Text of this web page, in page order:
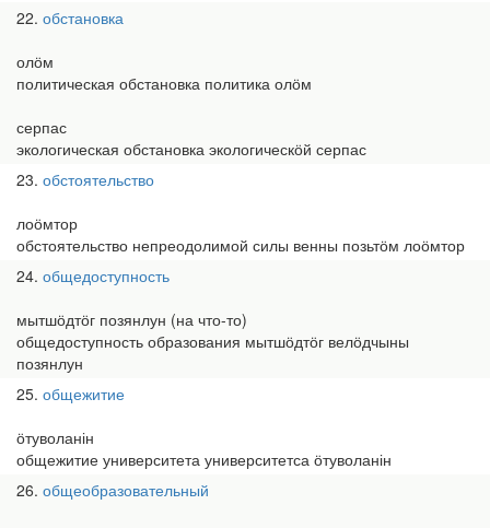
22 обстановка
олӧм
политическая обстановка политика олӧм
серпас
экологическая обстановка экологическӧй серпас
23 обстоятельство
лоӧмтор
обстоятельство непреодолимой силы венны позьтӧм лоӧмтор
24 общедоступность
мытшӧдтӧг позянлун (на что-то)
общедоступность образования мытшӧдтӧг велӧдчыны
позянлун
25 общежитие
ӧтуволанін
общежитие университета университетса ӧтуволанін
26 общеобразовательный